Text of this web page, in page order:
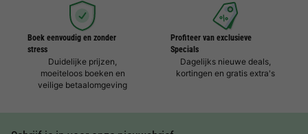
Boek eenvoudig en zonder
stress
Duidelijke prijzen,
moeiteloos boeken en
veilige betaalomgeving
Profiteer van exclusieve
Specials
Dagelijks nieuwe deals,
kortingen en gratis extra's